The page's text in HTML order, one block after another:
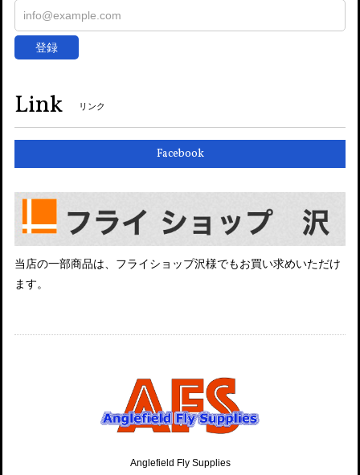
登録
Link リンク
Facebook
当店の一部商品は、フライショップ沢様でもお買い求めいただけ
ます。
Anglefield Fly Supplies